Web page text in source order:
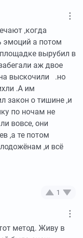
,когда
эмоций а потом
вырубил в
аж двое
выскочили .но
.А им
закон о тишине ,и
по ночам не
вовсе, они
,а те потом
,и всё
1
метод. Живу в